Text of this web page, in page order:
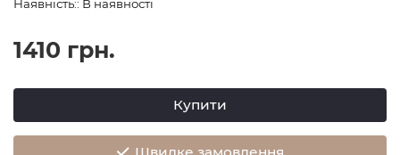
Наявність:: В наявності
1410 грн.
Купити